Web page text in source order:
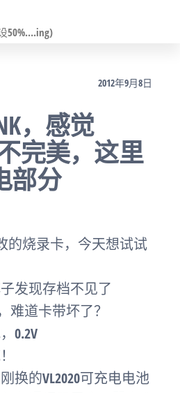
50%….ing)
2012年9月8日
，感觉
不完美，这里
部分
的烧录卡，今天想试试
发现存档不见了
难道卡带坏了？
0.2V
换的VL2020可充电电池